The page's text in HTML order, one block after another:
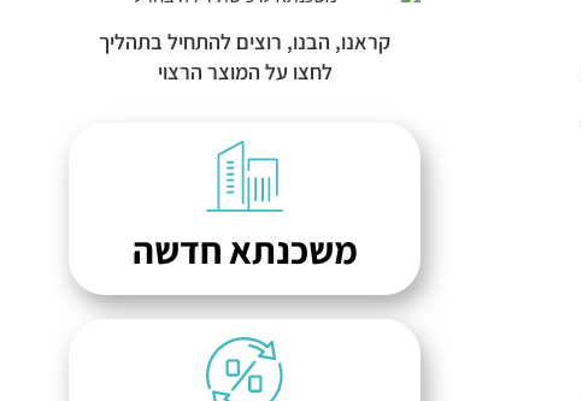
קראנו, הבנו, רוצים להתחיל בתהליך
לחצו על המוצר הרצוי
משכנתא חדשה